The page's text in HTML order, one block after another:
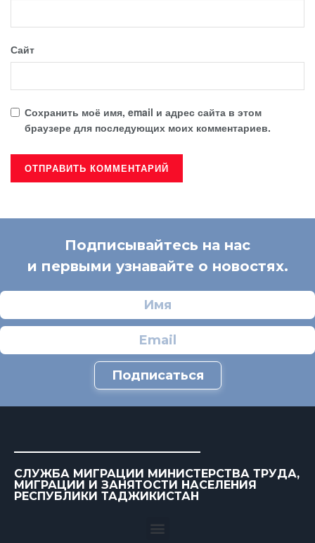
Сайт
Сохранить моё имя, email и адрес сайта в этом
браузере для последующих моих комментариев.
Подписывайтесь на нас
и первыми узнавайте о новостях.
Подписаться
СЛУЖБА МИГРАЦИИ МИНИСТЕРСТВА ТРУДА,
МИГРАЦИИ И ЗАНЯТОСТИ НАСЕЛЕНИЯ
РЕСПУБЛИКИ ТАДЖИКИСТАН